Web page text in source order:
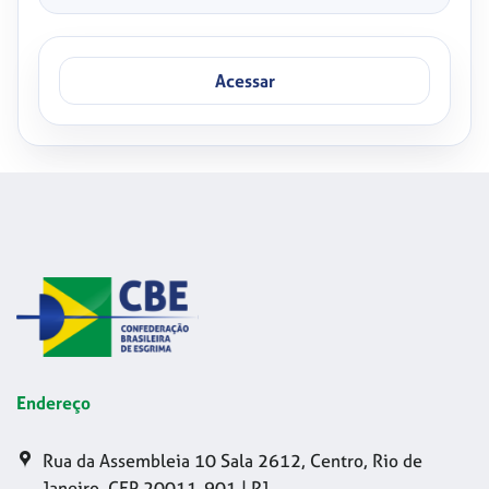
Acessar
Endereço
Rua da Assembleia 10 Sala 2612, Centro, Rio de